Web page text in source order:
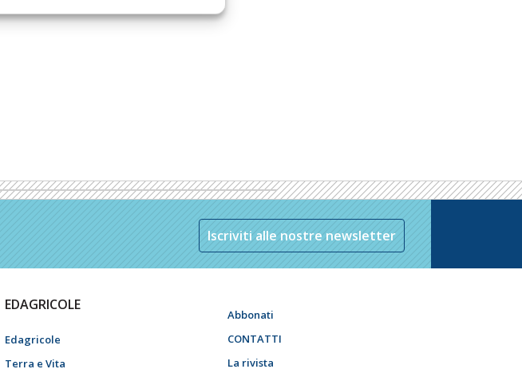
Iscriviti alle nostre newsletter
EDAGRICOLE
Edagricole
Terra e Vita
Abbonati
CONTATTI
La rivista